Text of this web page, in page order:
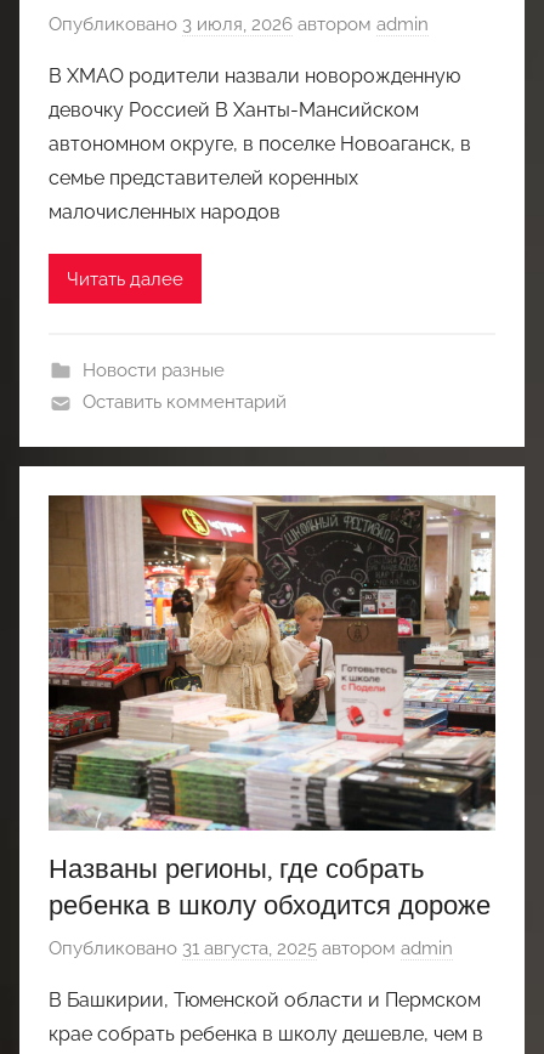
Опубликовано 3 июля, 2026 автором admin
В ХМАО родители назвали новорожденную
девочку Россией В Ханты-Мансийском
автономном округе, в поселке Новоаганск, в
семье представителей коренных
малочисленных народов
Читать далее
Новости разные
Оставить комментарий
Названы регионы, где собрать
ребенка в школу обходится дороже
Опубликовано 31 августа, 2025 автором admin
В Башкирии, Тюменской области и Пермском
крае собрать ребенка в школу дешевле, чем в